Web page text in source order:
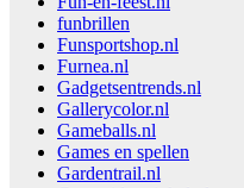
funbrillen
Funsportshop.nl
Furnea.nl
Gadgetsentrends.nl
Gallerycolor.nl
Gameballs.nl
Games en spellen
Gardentrail.nl